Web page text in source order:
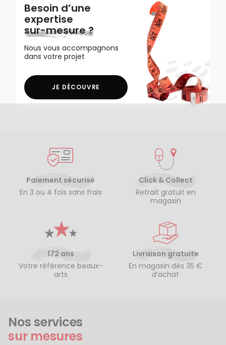
Besoin d’une
expertise
sur-mesure ?
Nous vous accompagnons
dans votre projet
JE DÉCOUVRE
Paiement sécurisé
En 3 ou 4 fois sans frais
Click & Collect
Retrait gratuit en
magasin
172 ans
Votre référence beaux-
arts
Livraison gratuite
En magasin dès 35 €
d’achat
Nos services
sur mesures